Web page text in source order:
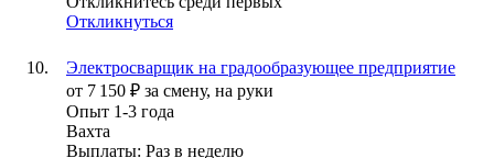
Откликнуться
Электросварщик на градообразующее предприятие
от 7 150 ₽ за смену, на руки
Опыт 1-3 года
Вахта
Выплаты: Раз в неделю